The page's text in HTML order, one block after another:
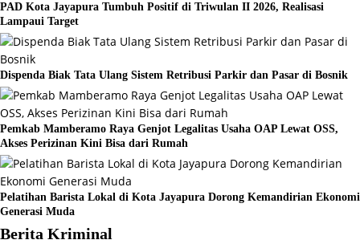
PAD Kota Jayapura Tumbuh Positif di Triwulan II 2026, Realisasi
Lampaui Target
Dispenda Biak Tata Ulang Sistem Retribusi Parkir dan Pasar di Bosnik
Pemkab Mamberamo Raya Genjot Legalitas Usaha OAP Lewat OSS,
Akses Perizinan Kini Bisa dari Rumah
Pelatihan Barista Lokal di Kota Jayapura Dorong Kemandirian Ekonomi
Generasi Muda
Berita Kriminal